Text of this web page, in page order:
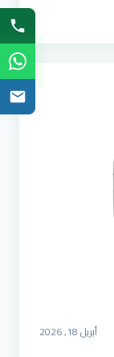
أبريل 18, 2026